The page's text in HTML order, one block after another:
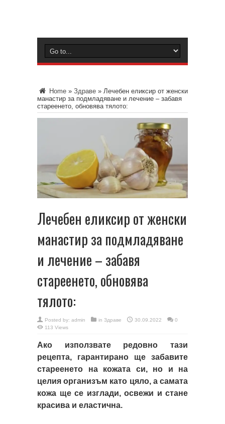
Home » Здраве » Лечебен еликсир от женски
манастир за подмладяване и лечение – забавя
стареенето, обновява тялото:
Лечебен еликсир от женски
манастир за подмладяване
и лечение – забавя
стареенето, обновява
тялото:
Posted by: admin in Здраве 30.09.2022
0
113 Views
Ако използвате редовно тази
рецепта, гарантирано ще забавите
стареенето на кожата си, но и на
целия организъм като цяло, а самата
кожа ще се изглади, освежи и стане
красива и еластична.